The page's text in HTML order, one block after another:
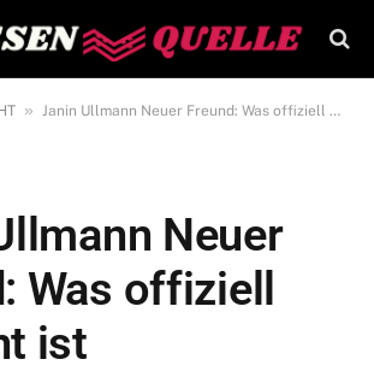
» Janin Ullmann Neuer Freund: Was offiziell bekannt ist
Neuer
Was offiziell
ist